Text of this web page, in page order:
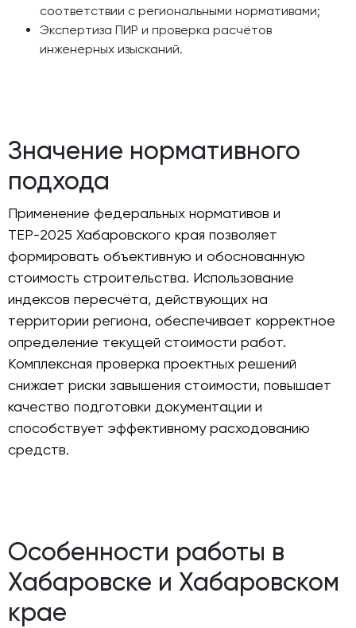
соответствии с региональными нормативами;
Экспертиза ПИР и проверка расчётов
инженерных изысканий.
Значение нормативного
подхода
Применение федеральных нормативов и
ТЕР-2025 Хабаровского края позволяет
формировать объективную и обоснованную
стоимость строительства. Использование
индексов пересчёта, действующих на
территории региона, обеспечивает корректное
определение текущей стоимости работ.
Комплексная проверка проектных решений
снижает риски завышения стоимости, повышает
качество подготовки документации и
способствует эффективному расходованию
средств.
Особенности работы в
Хабаровске и Хабаровском
крае